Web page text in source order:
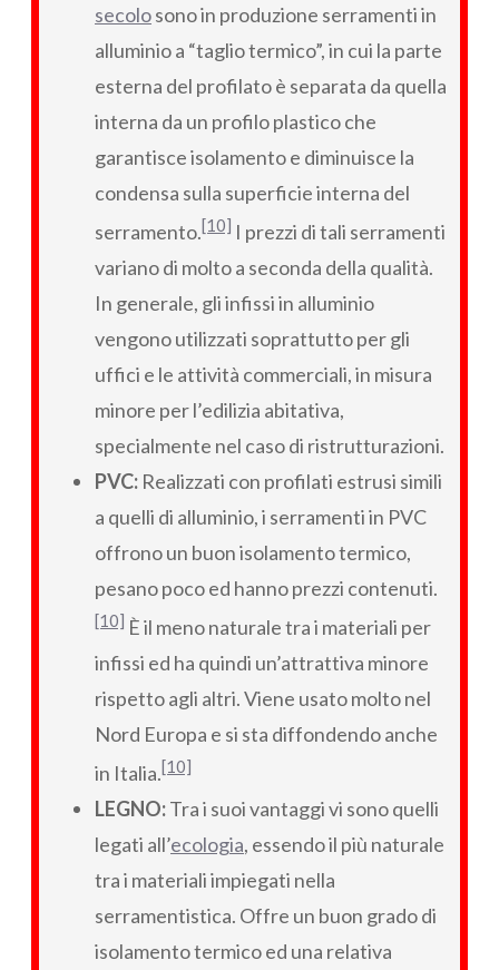
secolosono in produzione serramenti in
alluminio a “taglio termico”, in cui la parte
esterna del profilato è separata da quella
interna da un profilo plastico che
garantisce isolamento e diminuisce la
condensa sulla superficie interna del
serramento.[10] I prezzi di tali serramenti
variano di molto a seconda della qualità.
In generale, gli infissi in alluminio
vengono utilizzati soprattutto per gli
uffici e le attività commerciali, in misura
minore per l’edilizia abitativa,
specialmente nel caso di ristrutturazioni.
PVC: Realizzati con profilati estrusi simili
a quelli di alluminio, i serramenti in PVC
offrono un buon isolamento termico,
pesano poco ed hanno prezzi contenuti.
[10] È il meno naturale tra i materiali per
infissi ed ha quindi un’attrattiva minore
rispetto agli altri. Viene usato molto nel
Nord Europa e si sta diffondendo anche
in Italia.[10]
LEGNO:Tra i suoi vantaggi vi sono quelli
legati all’ecologia, essendo il più naturale
tra i materiali impiegati nella
serramentistica. Offre un buon grado di
isolamento termico ed una relativa